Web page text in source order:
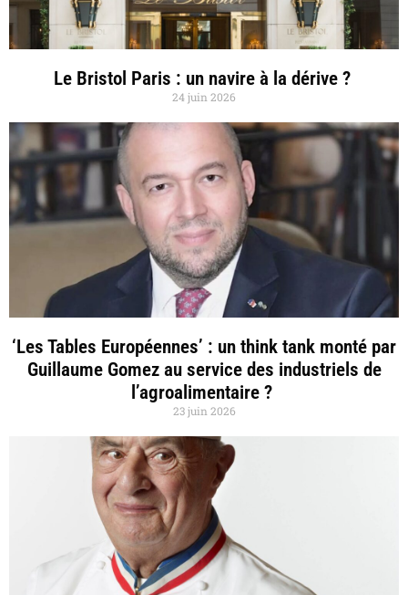
Le Bristol Paris : un navire à la dérive ?
24 juin 2026
‘Les Tables Européennes’ : un think tank monté par
Guillaume Gomez au service des industriels de
l’agroalimentaire ?
23 juin 2026